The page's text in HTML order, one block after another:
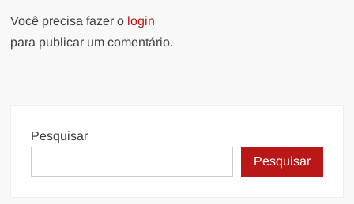
Você precisa fazer o login
para publicar um comentário.
Pesquisar
Pesquisar